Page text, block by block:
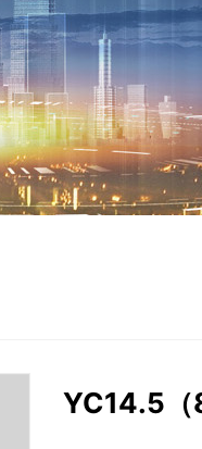
YC14.5（